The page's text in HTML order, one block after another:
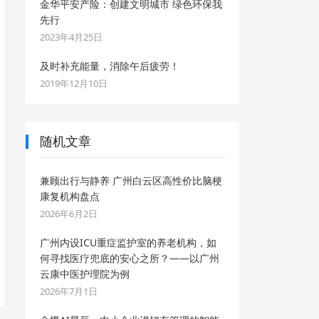
金华平安产险：创建文明城市 绿色环保我
先行
2023年4月25日
及时补充能量，消除午后疲劳！
2019年12月10日
随机文章
兼顾出行与静养 广州白云区高性价比脑梗
康复机构盘点
2026年6月2日
广州内设ICU重症监护室的养老机构，如
何寻找医疗兜底的安心之所？——以广州
云康中医护理院为例
2026年7月1日